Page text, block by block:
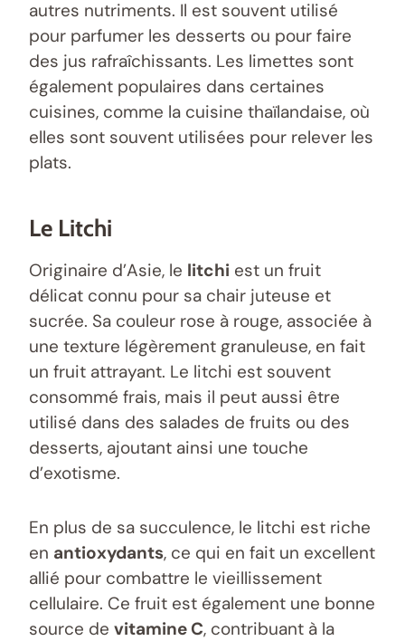
autres nutriments. Il est souvent utilisé
pour parfumer les desserts ou pour faire
des jus rafraîchissants. Les limettes sont
également populaires dans certaines
cuisines, comme la cuisine thaïlandaise, où
elles sont souvent utilisées pour relever les
plats.
Le Litchi
Originaire d’Asie, le litchi est un fruit
délicat connu pour sa chair juteuse et
sucrée. Sa couleur rose à rouge, associée à
une texture légèrement granuleuse, en fait
un fruit attrayant. Le litchi est souvent
consommé frais, mais il peut aussi être
utilisé dans des salades de fruits ou des
desserts, ajoutant ainsi une touche
d’exotisme.
En plus de sa succulence, le litchi est riche
en antioxydants, ce qui en fait un excellent
allié pour combattre le vieillissement
cellulaire. Ce fruit est également une bonne
source de vitamine C, contribuant à la